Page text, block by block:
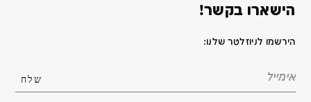
הישארו בקשר!
הירשמו לניוזלטר שלנו: